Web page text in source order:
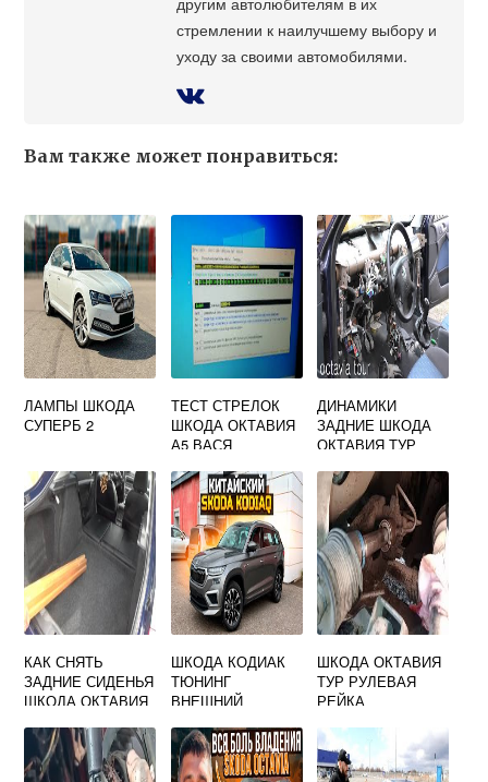
стремлении к наилучшему выбору и
уходу за своими автомобилями.
Вам также может понравиться:
ЛАМПЫ ШКОДА
СУПЕРБ 2
ТЕСТ СТРЕЛОК
ШКОДА ОКТАВИЯ
А5 ВАСЯ
ДИНАМИКИ
ЗАДНИЕ ШКОДА
ОКТАВИЯ ТУР
КАК СНЯТЬ
ЗАДНИЕ СИДЕНЬЯ
ШКОДА ОКТАВИЯ
ШКОДА КОДИАК
ТЮНИНГ
ВНЕШНИЙ
ШКОДА ОКТАВИЯ
ТУР РУЛЕВАЯ
РЕЙКА